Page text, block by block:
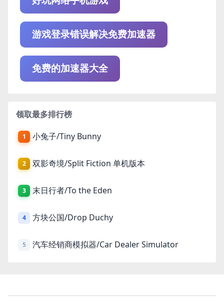
游戏登录错误解决免费加速器
免费的加速器大全
领取最多排行榜
1 小兔子/Tiny Bunny
2 双影奇境/Split Fiction 单机版本
3 末日行者/To the Eden
4 方块公国/Drop Duchy
5 汽车经销商模拟器/Car Dealer Simulator